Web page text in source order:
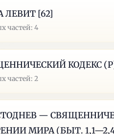
ЛЕВИТ [62]
частей: 4
КОДЕКС
частей: 2
—
МИРА (БЫТ.